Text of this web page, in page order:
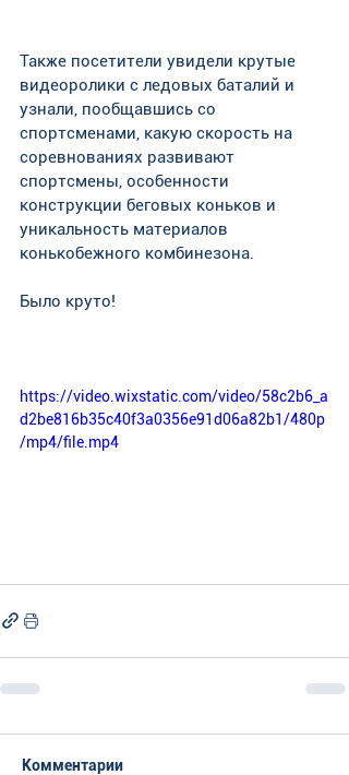
Также посетители увидели крутые
видеоролики с ледовых баталий и
узнали, пообщавшись со
спортсменами, какую скорость на
соревнованиях развивают
спортсмены, особенности
конструкции беговых коньков и
уникальность материалов
конькобежного комбинезона.
Было круто!
https://video.wixstatic.com/video/58c2b6_a
d2be816b35c40f3a0356e91d06a82b1/480p
/mp4/file.mp4
Комментарии